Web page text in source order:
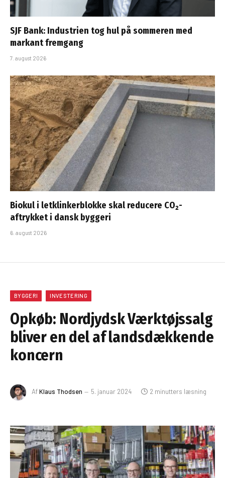
SJF Bank: Industrien tog hul på sommeren med
markant fremgang
7. august 2026
Biokul i letklinkerblokke skal reducere CO₂-
aftrykket i dansk byggeri
6. august 2026
BYGGERI INVESTERING
Opkøb: Nordjydsk Værktøjssalg
bliver en del af landsdækkende
koncern
AfKlaus Thodsen 5. januar 2024 2 minutters læsning